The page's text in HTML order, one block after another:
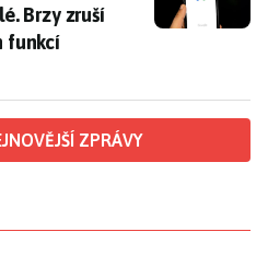
Brzy zruší
funkcí
ZPRÁVY